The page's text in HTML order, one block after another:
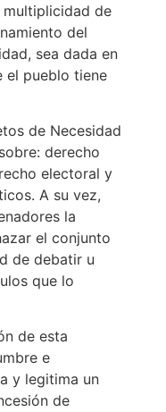
de
del
sea dada en
el pueblo tiene
de Necesidad
derecho
electoral y
A su vez,
la
el conjunto
de debatir u
que lo
de esta
e
y legitima un
de